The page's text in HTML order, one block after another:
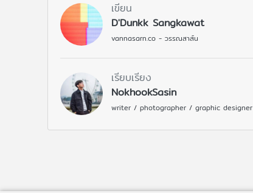
เขียน
D'Dunkk Sangkawat
vannasarn.co - วรรณสาส์น
เรียบเรียง
NokhookSasin
writer / photographer / graphic designer